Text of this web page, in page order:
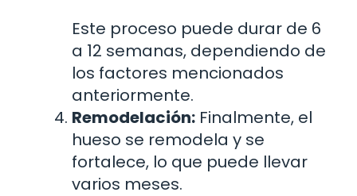
Este proceso puede durar de 6
a 12 semanas, dependiendo de
los factores mencionados
anteriormente.
Remodelación: Finalmente, el
hueso se remodela y se
fortalece, lo que puede llevar
varios meses.